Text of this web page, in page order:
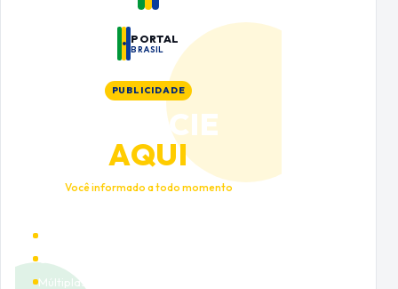
PORTAL
BRASIL
PUBLICIDADE
ANUNCIE
AQUI
Você informado a todo momento
Múltiplas categorias